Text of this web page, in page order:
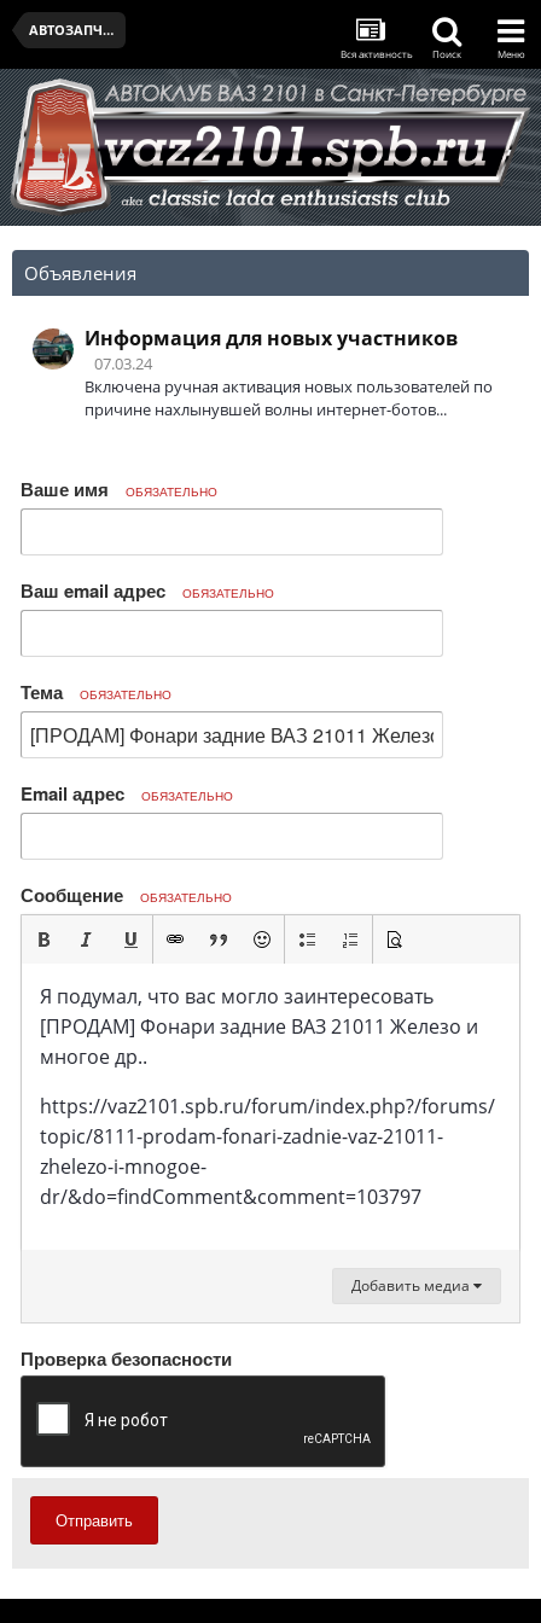
АВТОЗАПЧАСТИ И ПРИНАДЛЕЖНОСТИ
Вся активность Поиск Меню
Объявления
Информация для новых участников
07.03.24
Включена ручная активация новых пользователей по
причине нахлынувшей волны интернет-ботов...
Ваше имя ОБЯЗАТЕЛЬНО
Ваш email адрес ОБЯЗАТЕЛЬНО
Тема ОБЯЗАТЕЛЬНО
Email адрес ОБЯЗАТЕЛЬНО
Сообщение ОБЯЗАТЕЛЬНО
Я подумал, что вас могло заинтересовать
[ПРОДАМ] Фонари задние ВАЗ 21011 Железо и
многое др..
https://vaz2101.spb.ru/forum/index.php?/forums/
topic/8111-prodam-fonari-zadnie-vaz-21011-
zhelezo-i-mnogoe-
dr/&do=findComment&comment=103797
Добавить медиа
Проверка безопасности
Отправить